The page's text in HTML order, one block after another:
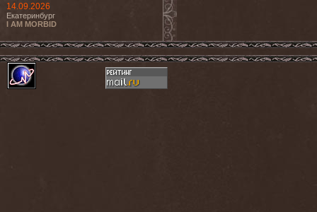
14.09.2026
Екатеринбург
I AM MORBID